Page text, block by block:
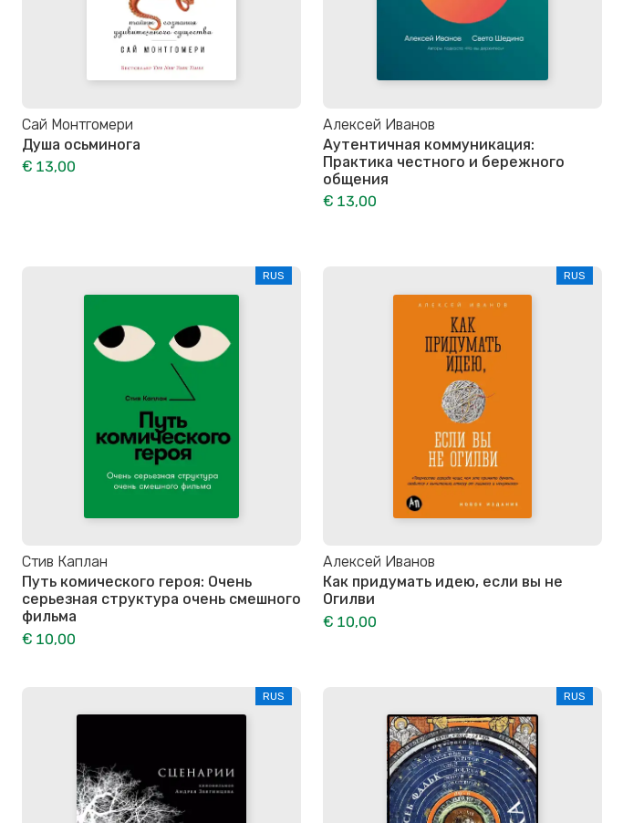
Сай Монтгомери
Душа осьминога
€ 13,00
Алексей Иванов
Аутентичная коммуникация:
Практика честного и бережного
общения
€ 13,00
RUS
Стив Каплан
Путь комического героя: Очень
серьезная структура очень смешного
фильма
€ 10,00
RUS
Алексей Иванов
Как придумать идею, если вы не
Огилви
€ 10,00
RUS RUS